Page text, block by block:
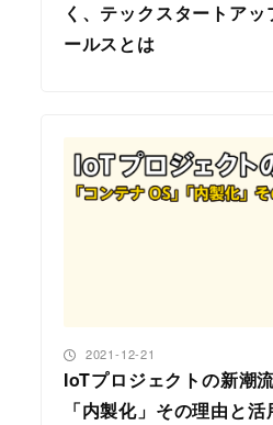
く、テックスタートア
ールスとは
IoTプロジェクトの新潮
「内製化」その理由と
投稿日
2021-12-21